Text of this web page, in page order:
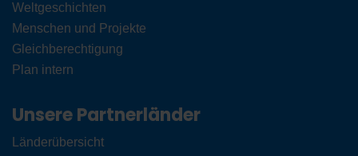
Weltgeschichten
Menschen und Projekte
Gleichberechtigung
Plan intern
Unsere Partnerländer
Länderübersicht